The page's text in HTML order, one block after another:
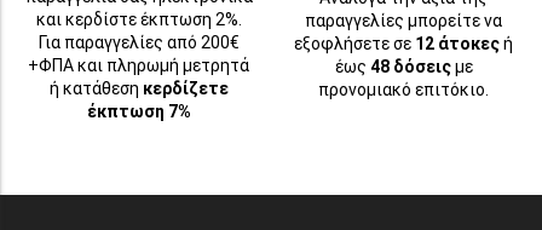
και κερδίστε έκπτωση 2%.
Για παραγγελίες από 200€
+ΦΠΑ και πληρωμή μετρητά
ή κατάθεση κερδίζετε
έκπτωση 7%
παραγγελίες μπορείτε να
εξοφλήσετε σε 12 άτοκεςή
έως 48 δόσειςμε
προνομιακό επιτόκιο.